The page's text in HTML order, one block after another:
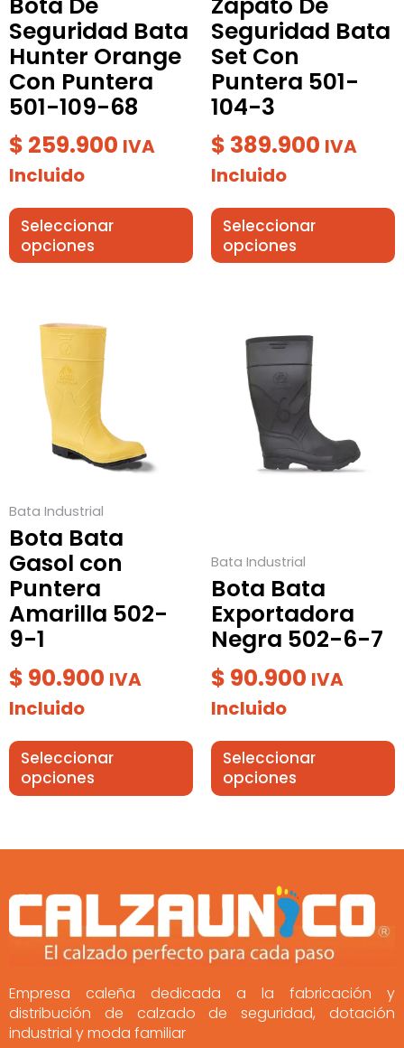
Seguridad Bata
Hunter Orange
Con Puntera
501-109-68
$ 259.900 IVA
Incluido
Seleccionar
opciones
elegir
en
la
página
de
producto
Seguridad Bata
Set Con
Puntera 501-
104-3
$ 389.900 IVA
Incluido
Seleccionar
opciones
elegir
en
la
página
de
producto
Bata Industrial
Bota Bata
Gasol con
Puntera
Amarilla 502-
9-1
$ 90.900 IVA
Incluido
Seleccionar
opciones
producto
tiene
múltiples
variantes.
pueden
elegir
en
la
página
de
producto
Bata Industrial
Bota Bata
Exportadora
Negra 502-6-7
$ 90.900 IVA
Incluido
Seleccionar
opciones
producto
tiene
múltiples
variantes.
opciones
en
la
página
de
producto
Empresa caleña dedicada a la fabricación y
distribución de calzado de seguridad, dotación
industrial y moda familiar